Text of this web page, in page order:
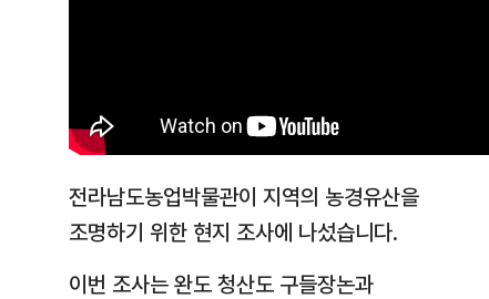
전라남도농업박물관이 지역의 농경유산을
조명하기 위한 현지 조사에 나섰습니다.
이번 조사는 완도 청산도 구들장논과